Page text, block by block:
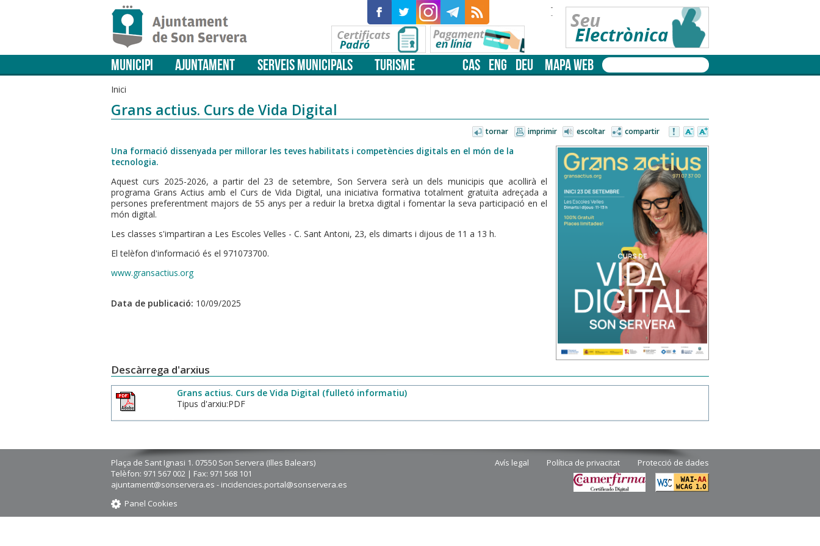
-
-
MUNICIPI AJUNTAMENT SERVEIS MUNICIPALS TURISME CAS ENG DEU MAPA WEB
Inici
Grans actius. Curs de Vida Digital
tornar imprimir escoltar compartir
Una formació dissenyada per millorar les teves habilitats i competències digitals en el món de la
tecnologia.
Aquest curs 2025-2026, a partir del 23 de setembre, Son Servera serà un dels municipis que acollirà el
programa Grans Actius amb el Curs de Vida Digital, una iniciativa formativa totalment gratuïta adreçada a
persones preferentment majors de 55 anys per a reduir la bretxa digital i fomentar la seva participació en el
món digital.
Les classes s'impartiran a Les Escoles Velles - C. Sant Antoni, 23, els dimarts i dijous de 11 a 13 h.
El telèfon d'informació és el 971073700.
www.gransactius.org
Data de publicació: 10/09/2025
Descàrrega d'arxius
Grans actius. Curs de Vida Digital (fulletó informatiu)
Tipus d'arxiu:PDF
Avís legal Política de privacitat Protecció de dades
Plaça de Sant Ignasi 1. 07550 Son Servera (Illes Balears)
Telèfon: 971 567 002 | Fax: 971 568 101
ajuntament@sonservera.es - incidencies.portal@sonservera.es
Panel Cookies